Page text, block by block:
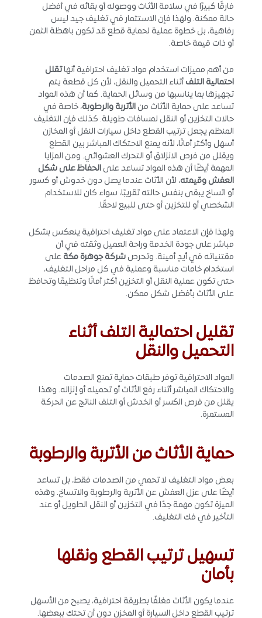
فارقًا كبيرًا في سلامة الأثاث ووصوله أو بقائه في أفضل
حالة ممكنة. ولهذا فإن الاستثمار في تغليف جيد ليس
رفاهية، بل خطوة عملية لحماية قطع قد تكون باهظة الثمن
أو ذات قيمة خاصة.
من أهم مميزات استخدام مواد تغليف احترافية أنهاتقلل
احتمالية التلف أثناء التحميل والنقل، لأن كل قطعة يتم
تجهيزها بما يناسبها من وسائل الحماية. كما أن هذه المواد
تساعد على حماية الأثاث من الأتربة والرطوبة، خاصة في
حالات التخزين أو النقل لمسافات طويلة. كذلك فإن التغليف
المنظم يجعل ترتيب القطع داخل سيارات النقل أو المخازن
أسهل وأكثر أمانًا، لأنه يمنع الاحتكاك المباشر بين القطع
ويقلل من فرص الانزلاق أو التحرك العشوائي. ومن المزايا
المهمة أيضًا أن هذه المواد تساعد على الحفاظ على شكل
العفش وقيمته، لأن الأثاث عندما يصل دون خدوش أو كسور
أو اتساخ يبقى بنفس حالته تقريبًا، سواء كان للاستخدام
الشخصي أو للتخزين أو حتى للبيع لاحقًا.
ولهذا فإن الاعتماد على مواد تغليف احترافية ينعكس بشكل
مباشر على جودة الخدمة وراحة العميل وثقته في أن
مقتنياته في أيدٍ أمينة. وتحرص شركة جوهرة مكة على
استخدام خامات مناسبة وعملية في كل مراحل التغليف،
حتى تكون عملية النقل أو التخزين أكثر أمانًا وتنظيمًا وتحافظ
على الأثاث بأفضل شكل ممكن.
تقليل احتمالية التلف أثناء
التحميل والنقل
المواد الاحترافية توفر طبقات حماية تمنع الصدمات
والاحتكاك المباشر أثناء رفع الأثاث أو تحميله أو إنزاله. وهذا
يقلل من فرص الكسر أو الخدش أو التلف الناتج عن الحركة
المستمرة.
حماية الأثاث من الأتربة والرطوبة
بعض مواد التغليف لا تحمي من الصدمات فقط، بل تساعد
أيضًا على عزل العفش عن الأتربة والرطوبة والاتساخ. وهذه
الميزة تكون مهمة جدًا في التخزين أو النقل الطويل أو عند
التأخير في فك التغليف.
تسهيل ترتيب القطع ونقلها
بأمان
عندما يكون الأثاث مغلفًا بطريقة احترافية، يصبح من الأسهل
ترتيب القطع داخل السيارة أو المخزن دون أن تحتك ببعضها.